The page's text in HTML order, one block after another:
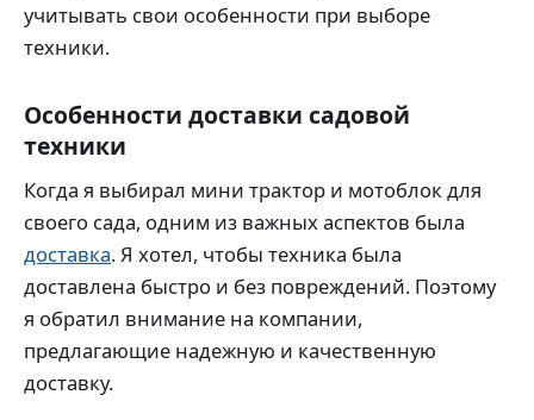
учитывать свои особенности при выборе
техники.
Особенности доставки садовой
техники
Когда я выбирал мини трактор и мотоблок для
своего сада, одним из важных аспектов была
доставка. Я хотел, чтобы техника была
доставлена быстро и без повреждений. Поэтому
я обратил внимание на компании,
предлагающие надежную и качественную
доставку.